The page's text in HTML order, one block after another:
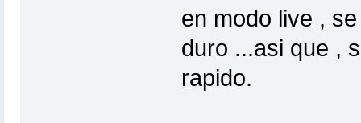
en modo live ,
duro ...asi que ,
rapido.